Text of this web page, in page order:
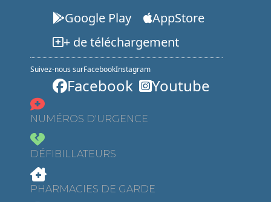
Google Play
AppStore
+ de téléchargement
Suivez-nous surFacebookInstagram
Facebook Youtube
NUMÉROS D'URGENCE
DÉFIBILLATEURS
PHARMACIES DE GARDE